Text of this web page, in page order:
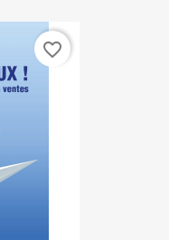
favorite_border